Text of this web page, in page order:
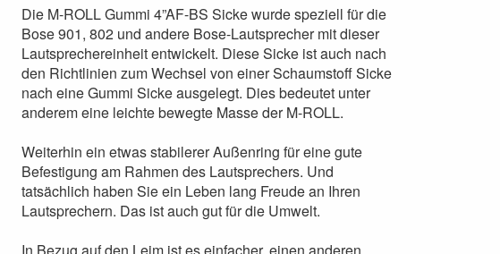
Die M-ROLL Gummi 4”AF-BS Sicke wurde speziell für die
Bose 901, 802 und andere Bose-Lautsprecher mit dieser
Lautsprechereinheit entwickelt. Diese Sicke ist auch nach
den Richtlinien zum Wechsel von einer Schaumstoff Sicke
nach eine Gummi Sicke ausgelegt. Dies bedeutet unter
anderem eine leichte bewegte Masse der M-ROLL.
Weiterhin ein etwas stabilerer Außenring für eine gute
Befestigung am Rahmen des Lautsprechers. Und
tatsächlich haben Sie ein Leben lang Freude an Ihren
Lautsprechern. Das ist auch gut für die Umwelt.